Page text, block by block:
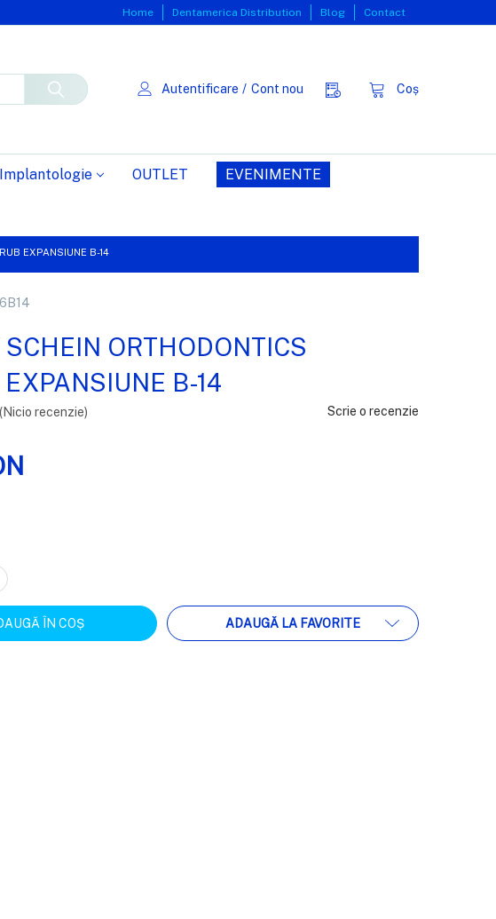
Home Dentamerica Distribution Blog Contact
Autentificare / Cont nou Coș
Implantologie OUTLET EVENIMENTE
EXPANSIUNE B-14
SCHEIN ORTHODONTICS
B-14
(Nicio recenzie) Scrie o recenzie
CANTITATEA:
ADAUGĂ LA FAVORITE